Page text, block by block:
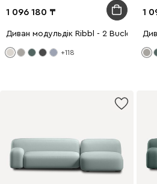
1 096 180
Диван модульдік Ribbl - 2 Bucle White
+118
1